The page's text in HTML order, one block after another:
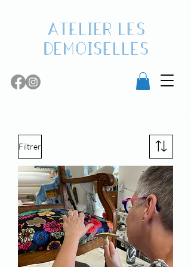
Atelier les
demoiselles
Filtrer